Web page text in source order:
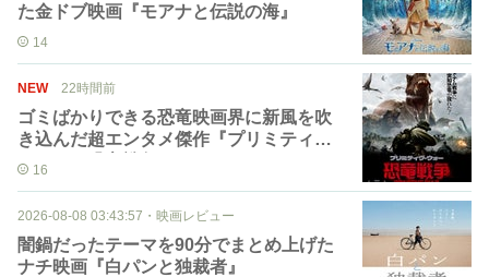
た金ドブ映画『モアナと伝説の海』
14
NEW 22時間前
ゴミばかりできる恐竜映画界に新風を吹
き込んだ超エンタメ傑作『プリミティブ
ウォー 恐竜戦争』
16
2026-08-08 03:43:57 ・ 映画レビュー
闇鍋だったテーマを90分でまとめ上げた
ナチ映画『白パンと独裁者』